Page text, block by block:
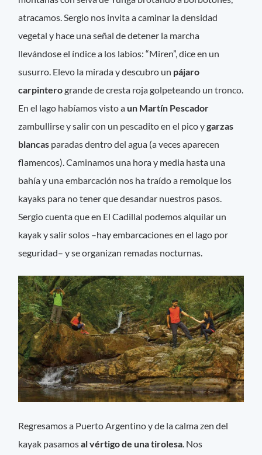
atracamos. Sergio nos invita a caminar la densidad
vegetal y hace una señal de detener la marcha
llevándose el índice a los labios: “Miren”, dice en un
susurro. Elevo la mirada y descubro un pájaro
carpinterogrande de cresta roja golpeteando un tronco.
En el lago habíamos visto a un Martín Pescador
zambullirse y salir con un pescadito en el pico ygarzas
blancas paradas dentro del agua (a veces aparecen
flamencos). Caminamos una hora y media hasta una
bahía y una embarcación nos ha traído a remolque los
kayaks para no tener que desandar nuestros pasos.
Sergio cuenta que en El Cadillal podemos alquilar un
kayak y salir solos –hay embarcaciones en el lago por
seguridad– y se organizan remadas nocturnas.
Regresamos a Puerto Argentino y de la calma zen del
kayak pasamosal vértigo de una tirolesa . Nos